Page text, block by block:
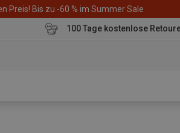
Preis! Bis zu -60 % im Summer Sale
100 Tage kostenlose